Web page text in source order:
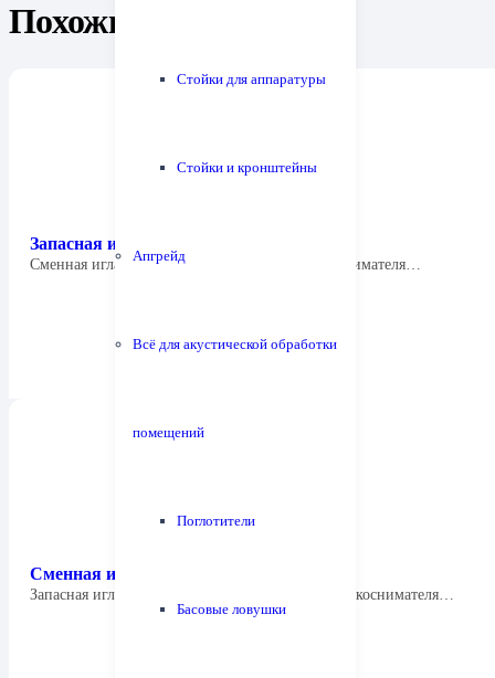
Стойки для аппаратуры
Стойки и кронштейны
Апгрейд
Всё для акустической обработки
помещений
Поглотители
Басовые ловушки
Похожие товары
Запасная игла Tonar 1812 Stylus Banana
Cменная игла для ди-джейской головки звукоснимателя…
Сменная игла Tonar 1811 Stylus Baktrak
Запасная игла для ди-джейской ММ-головки звукоснимателя…